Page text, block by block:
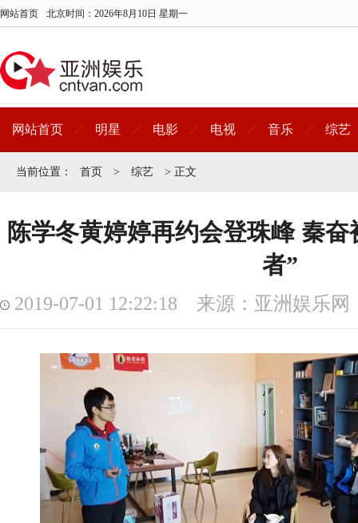
网站首页 北京时间： 2026年8月10日 星期一
网站首页 明星 电影 电视 音乐 综艺
当前位置： 首页 > 综艺 > 正文
陈学冬黄婷婷再约会登珠峰 秦
者”
2019-07-01 12:22:18 来源：亚洲娱乐网